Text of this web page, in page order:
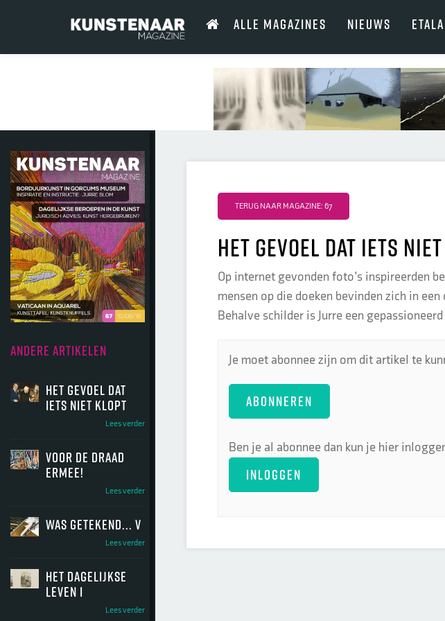
ALLE MAGAZINES NIEUWS
ANDERE ARTIKELEN
het gevoel dat
iets niet klopt
Lees verder
voor de draad
ermee!
Lees verder
was getekend... V
Lees verder
het dagelijkse
leven I
Lees verder
TERUG NAAR MAGAZINE: 67
het gevoel dat iets
Op internet gevonden foto’s inspireerden
mensen op die doeken bevinden zich in
Behalve schilder is Jurre een gepassioneerd
Je moet abonnee zijn om dit artikel te
ABONNEREN
Ben je al abonnee dan kun je hier
INLOGGEN